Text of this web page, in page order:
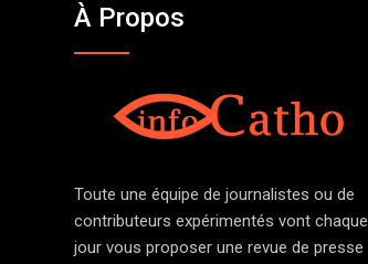
À Propos
Toute une équipe de journalistes ou de
contributeurs expérimentés vont chaque
jour vous proposer une revue de presse